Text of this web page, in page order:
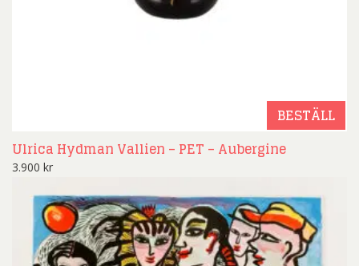
BESTÄLL
Ulrica Hydman Vallien – PET – Aubergine
3.900 kr